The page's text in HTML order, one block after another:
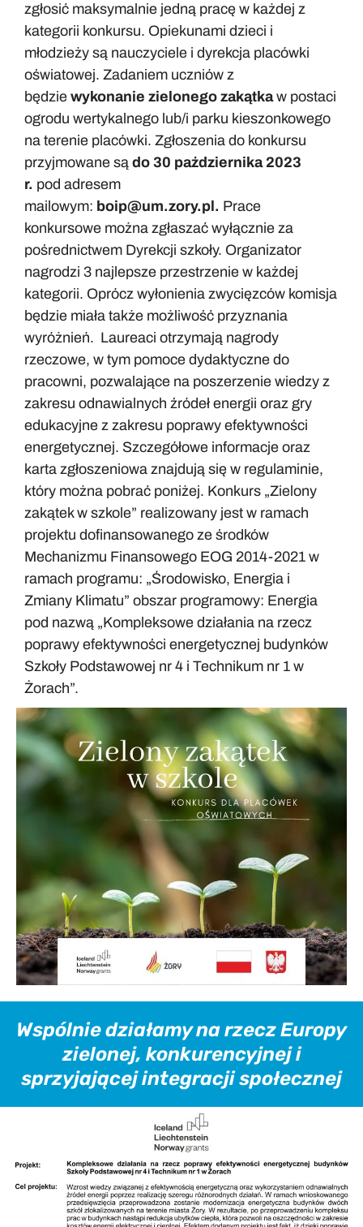
zgłosić maksymalnie jedną pracę w każdej z
kategorii konkursu. Opiekunami dzieci i
młodzieży są nauczyciele i dyrekcja placówki
oświatowej. Zadaniem uczniów z
będzie wykonanie zielonego zakątkaw postaci
ogrodu wertykalnego lub/i parku kieszonkowego
na terenie placówki. Zgłoszenia do konkursu
przyjmowane są do 30 października 2023
r. pod adresem
mailowym: boip@um.zory.pl . Prace
konkursowe można zgłaszać wyłącznie za
pośrednictwem Dyrekcji szkoły. Organizator
nagrodzi 3 najlepsze przestrzenie w każdej
kategorii. Oprócz wyłonienia zwycięzców komisja
będzie miała także możliwość przyznania
wyróżnień. Laureaci otrzymają nagrody
rzeczowe, w tym pomoce dydaktyczne do
pracowni, pozwalające na poszerzenie wiedzy z
zakresu odnawialnych źródeł energii oraz gry
edukacyjne z zakresu poprawy efektywności
energetycznej. Szczegółowe informacje oraz
karta zgłoszeniowa znajdują się w regulaminie,
który można pobrać poniżej. Konkurs „Zielony
zakątek w szkole” realizowany jest w ramach
projektu dofinansowanego ze środków
Mechanizmu Finansowego EOG 2014-2021 w
ramach programu: „Środowisko, Energia i
Zmiany Klimatu” obszar programowy: Energia
pod nazwą „Kompleksowe działania na rzecz
poprawy efektywności energetycznej budynków
Szkoły Podstawowej nr 4 i Technikum nr 1 w
Żorach”.
Wspólnie działamy na rzecz Europy
zielonej, konkurencyjnej i
sprzyjającej integracji społecznej